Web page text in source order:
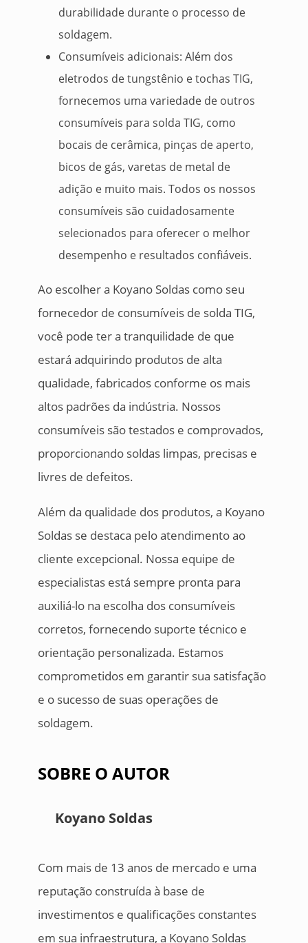
durabilidade durante o processo de
soldagem.
Consumíveis adicionais: Além dos
eletrodos de tungstênio e tochas TIG,
fornecemos uma variedade de outros
consumíveis para solda TIG, como
bocais de cerâmica, pinças de aperto,
bicos de gás, varetas de metal de
adição e muito mais. Todos os nossos
consumíveis são cuidadosamente
selecionados para oferecer o melhor
desempenho e resultados confiáveis.
Ao escolher a Koyano Soldas como seu
fornecedor de consumíveis de solda TIG,
você pode ter a tranquilidade de que
estará adquirindo produtos de alta
qualidade, fabricados conforme os mais
altos padrões da indústria. Nossos
consumíveis são testados e comprovados,
proporcionando soldas limpas, precisas e
livres de defeitos.
Além da qualidade dos produtos, a Koyano
Soldas se destaca pelo atendimento ao
cliente excepcional. Nossa equipe de
especialistas está sempre pronta para
auxiliá-lo na escolha dos consumíveis
corretos, fornecendo suporte técnico e
orientação personalizada. Estamos
comprometidos em garantir sua satisfação
e o sucesso de suas operações de
soldagem.
SOBRE O AUTOR
Koyano Soldas
Com mais de 13 anos de mercado e uma
reputação construída à base de
investimentos e qualificações constantes
em sua infraestrutura, a Koyano Soldas